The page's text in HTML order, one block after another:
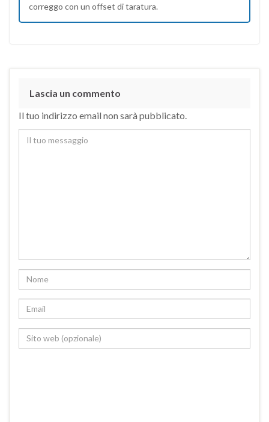
correggo con un offset di taratura.
Lascia un commento
Il tuo indirizzo email non sarà pubblicato.